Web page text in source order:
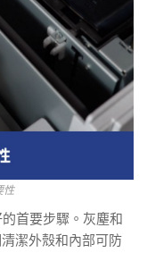
性
首要步驟。灰塵和
潔外殼和內部可防